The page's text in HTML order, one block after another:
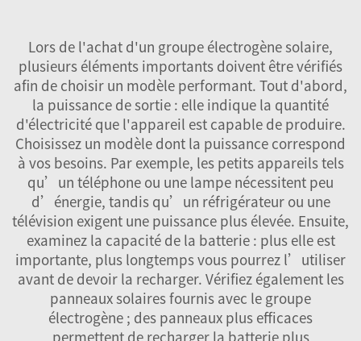
Lors de l'achat d'un groupe électrogène solaire,
plusieurs éléments importants doivent être vérifiés
afin de choisir un modèle performant. Tout d'abord,
la puissance de sortie : elle indique la quantité
d'électricité que l'appareil est capable de produire.
Choisissez un modèle dont la puissance correspond
à vos besoins. Par exemple, les petits appareils tels
qu’un téléphone ou une lampe nécessitent peu
d’énergie, tandis qu’un réfrigérateur ou une
télévision exigent une puissance plus élevée. Ensuite,
examinez la capacité de la batterie : plus elle est
importante, plus longtemps vous pourrez l’utiliser
avant de devoir la recharger. Vérifiez également les
panneaux solaires fournis avec le groupe
électrogène ; des panneaux plus efficaces
permettent de recharger la batterie plus